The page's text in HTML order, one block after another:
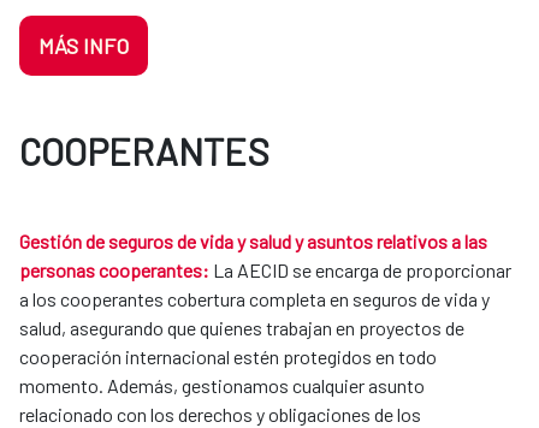
MÁS INFO
COOPERANTES
Gestión de seguros de vida y salud y asuntos relativos a las
personas cooperantes: La AECID se encarga de proporcionar
a los cooperantes cobertura completa en seguros de vida y
salud, asegurando que quienes trabajan en proyectos de
cooperación internacional estén protegidos en todo
momento. Además, gestionamos cualquier asunto
relacionado con los derechos y obligaciones de los